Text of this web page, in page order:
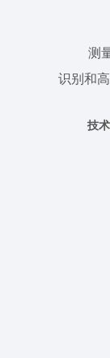
测
识别和
技